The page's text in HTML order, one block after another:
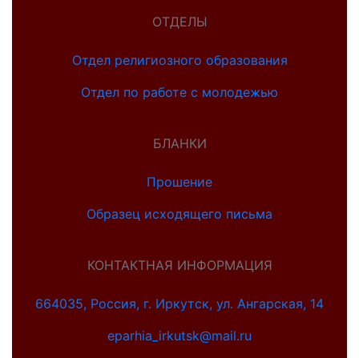
ОТДЕЛЫ
Отдел религиозного образования
Отдел по работе с молодежью
БЛАНКИ
Прошение
Образец исходящего письма
КОНТАКТНАЯ ИНФОРМАЦИЯ
664035, Россия, г. Иркутск, ул. Ангарская, 14
eparhia_irkutsk@mail.ru